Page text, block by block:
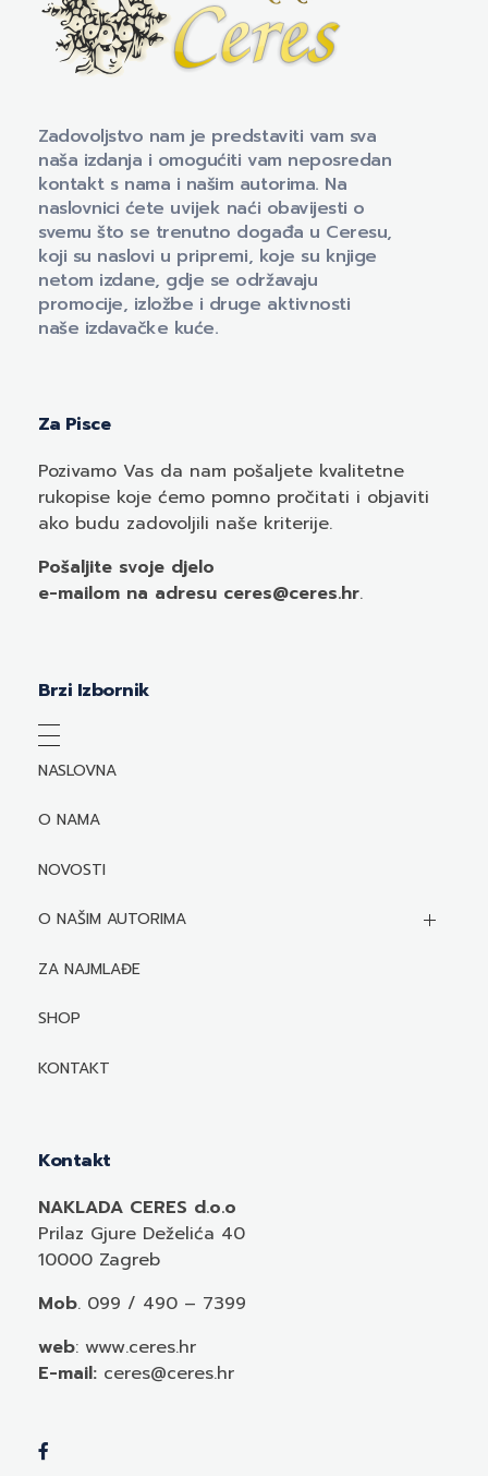
Zadovoljstvo nam je predstaviti vam sva
naša izdanja i omogućiti vam neposredan
kontakt s nama i našim autorima. Na
naslovnici ćete uvijek naći obavijesti o
svemu što se trenutno događa u Ceresu,
koji su naslovi u pripremi, koje su knjige
netom izdane, gdje se održavaju
promocije, izložbe i druge aktivnosti
naše izdavačke kuće.
Za Pisce
Pozivamo Vas da nam pošaljete kvalitetne
rukopise koje ćemo pomno pročitati i objaviti
ako budu zadovoljili naše kriterije.
Pošaljite svoje djelo
e-mailom na adresu ceres@ceres.hr.
Brzi Izbornik
NASLOVNA
O NAMA
NOVOSTI
O NAŠIM AUTORIMA
Biografije autora
Mediji o autorima i njihovim naslovima
ZA NAJMLAĐE
SHOP
KONTAKT
Kontakt
NAKLADA CERES d.o.o
Prilaz Gjure Deželića 40
10000 Zagreb
Mob. 099 / 490 – 7399
web: www.ceres.hr
E-mail: ceres@ceres.hr